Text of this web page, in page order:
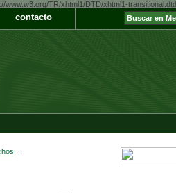
www.w3.org/TR/xhtml1/DTD/xhtml1-
contacto
→